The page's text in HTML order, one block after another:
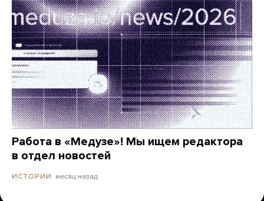
Работа в «Медузе»! Мы ищем редактора
в отдел новостей
ИСТОРИИ месяц назад